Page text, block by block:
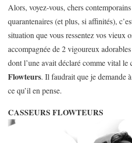
Alors, voyez-vous, chers
quarantenaires (et plus, si affinités),
situation que vous ressentez vos vieux
accompagnée de 2 vigoureux
dont l’une avait déclaré comme vital le
Flowteurs. Il faudrait que je demande
ce qu’il en pense.
CASSEURS FLOWTEURS